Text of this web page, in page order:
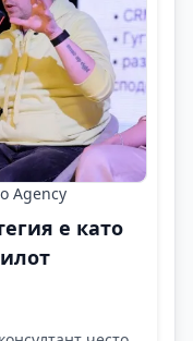
Agency
е като